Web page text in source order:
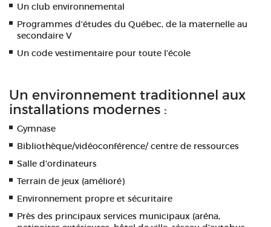
Un club environnemental
Programmes d'études du Québec, de la maternelle au
secondaire V
Un code vestimentaire pour toute l'école
Un environnement traditionnel aux
installations modernes :
Gymnase
Bibliothèque/vidéoconférence/ centre de ressources
Salle d'ordinateurs
Terrain de jeux (amélioré)
Environnement propre et sécuritaire
Près des principaux services municipaux (aréna,